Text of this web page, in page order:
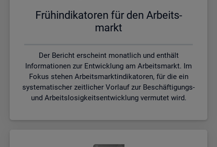
Früh­in­di­ka­to­ren für den Ar­beits­
markt
Der Bericht erscheint monatlich und enthält
Informationen zur Entwicklung am Arbeitsmarkt. Im
Fokus stehen Arbeitsmarktindikatoren, für die ein
systematischer zeitlicher Vorlauf zur Beschäftigungs-
und Arbeitslosigkeitsentwicklung vermutet wird.